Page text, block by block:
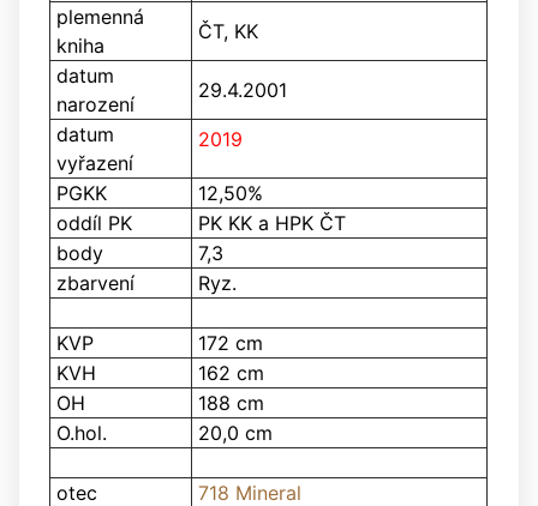
plemenná
kniha
ČT, KK
datum
narození
29.4.2001
datum
vyřazení
2019
PGKK
12,50%
oddíl PK
PK KK a HPK ČT
body
7,3
zbarvení
Ryz.
KVP
172 cm
KVH
162 cm
OH
188 cm
O.hol.
20,0 cm
otec
718 Mineral